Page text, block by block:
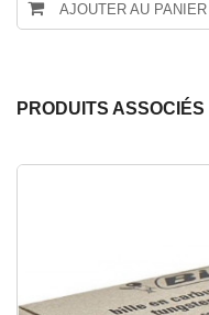
AJOUTER AU PANIER
PRODUITS ASSOCIÉS